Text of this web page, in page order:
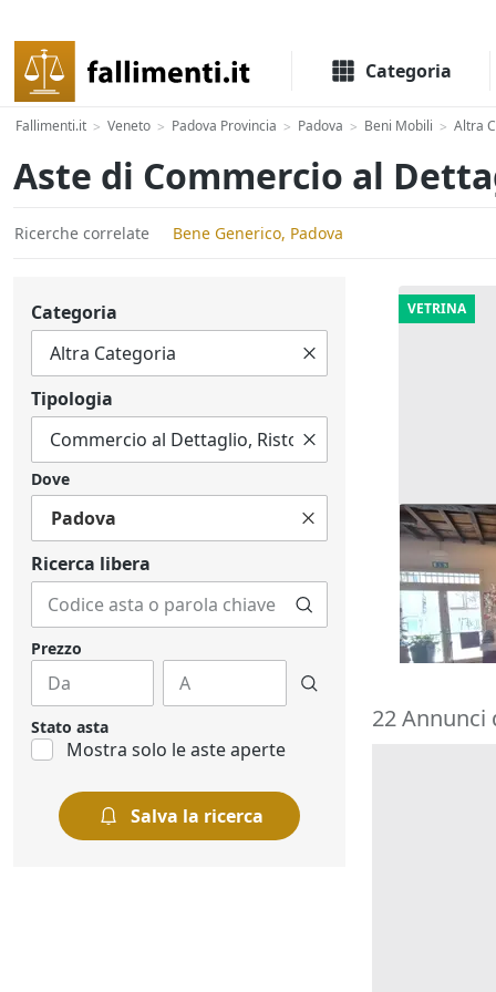
Categoria
Fallimenti.it > Veneto > Padova Provincia > Padova > Beni Mobili > Altra
Aste di Commercio al
Ricerche correlate Bene Generico, Padova
Categoria
Tipologia
Dove
Padova
Ricerca libera
Prezzo
Stato asta
Mostra solo le aste aperte
Salva la ricerca
VETRINA
Asta
Cesena
353.621
29/09/
22 Annunci